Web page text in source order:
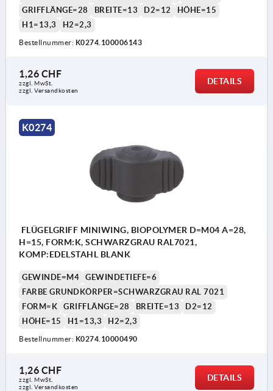
GRIFFLÄNGE=28
BREITE=13 D2=12
HÖHE=15
H1=13,3
H2=2,3
Bestellnummer: K0274.100006143
1,26 CHF
zzgl. MwSt.
zzgl. Versandkosten
DETAILS
K0274
FLÜGELGRIFF MINIWING, BIOPOLYMER D=M04 A=28,
H=15, FORM:K, SCHWARZGRAU RAL7021,
KOMP:EDELSTAHL BLANK
GEWINDE=M4
GEWINDETIEFE=6
FARBE GRUNDKÖRPER=SCHWARZGRAU RAL 7021
FORM=K
GRIFFLÄNGE=28 BREITE=13
D2=12
HÖHE=15
H1=13,3 H2=2,3
Bestellnummer: K0274.10000490
1,26 CHF
zzgl. MwSt.
zzgl. Versandkosten
DETAILS